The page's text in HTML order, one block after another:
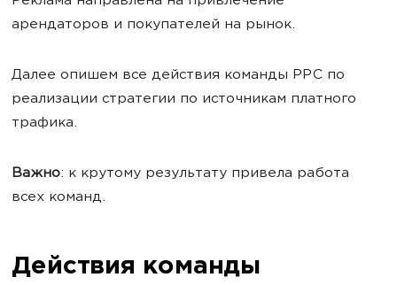
арендаторов и покупателей на рынок.
Далее опишем все действия команды PPC по
реализации стратегии по источникам платного
трафика.
Важно: к крутому результату привела работа
всех команд.
Действия команды